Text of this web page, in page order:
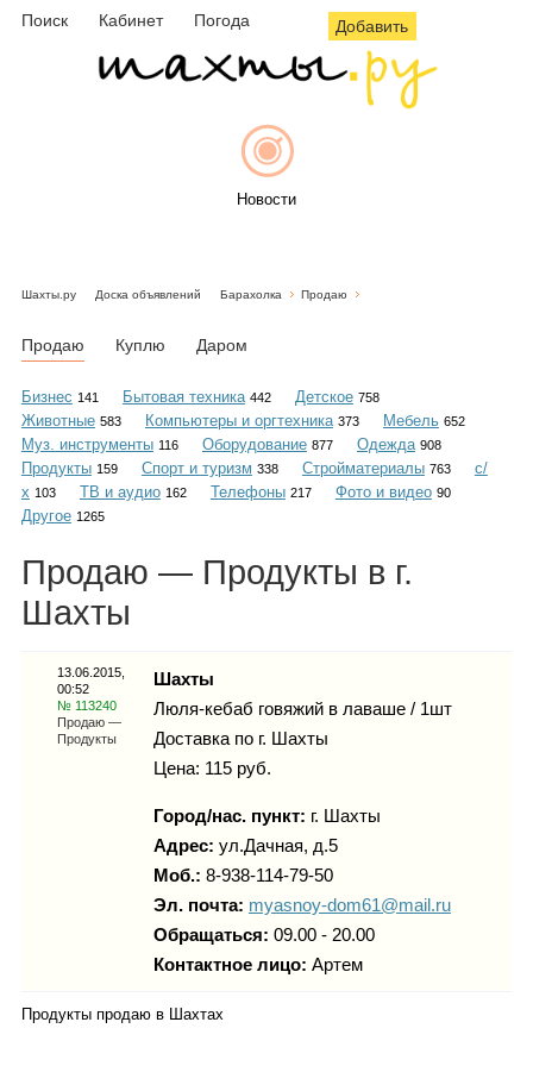
Поиск Кабинет Погода Добавить
Новости
Объявления
Гороскоп
Карты
Шахты.ру Доска объявлений Барахолка Продаю
Продаю Куплю Даром
Бизнес 141 Бытовая техника 442 Детское 758
Животные 583 Компьютеры и оргтехника 373 Мебель 652
Муз. инструменты 116 Оборудование 877 Одежда 908
Продукты 159 Спорт и туризм 338 Стройматериалы 763
с/
х 103 ТВ и аудио 162 Телефоны 217 Фото и видео 90
Другое 1265
Продаю — Продукты в г.
Шахты
13.06.2015,
00:52
№ 113240
Продаю —
Продукты
Шахты
Люля-кебаб говяжий в лаваше / 1шт
Доставка по г. Шахты
Цена: 115 руб.
Город/нас. пункт: г. Шахты
Адрес: ул.Дачная, д.5
Моб.: 8-938-114-79-50
Эл. почта: myasnoy-dom61@mail.ru
Обращаться: 09.00 - 20.00
Контактное лицо: Артем
Продукты продаю в Шахтах